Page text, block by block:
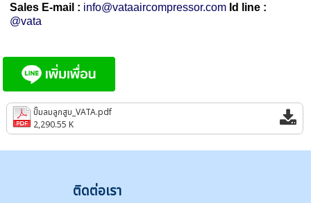
Sales E-mail : info@vataaircompressor.com Id line :
@vata
ปั๊มลมลูกสูบ_VATA.pdf
2,290.55 K
ติดต่อเรา